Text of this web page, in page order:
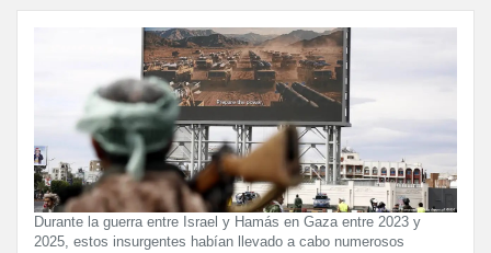
Durante la guerra entre Israel y Hamás en Gaza entre 2023 y
2025, estos insurgentes habían llevado a cabo numerosos